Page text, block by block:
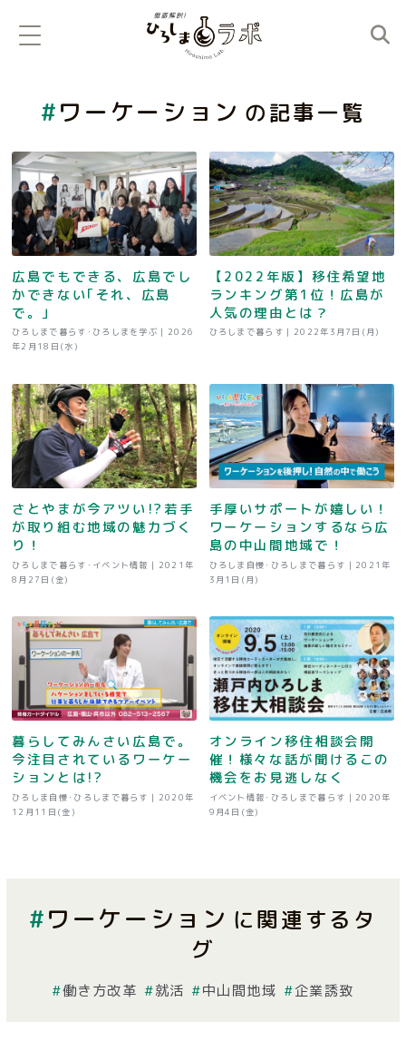
ワーケーション の記事一覧
広島でもできる、広島でし
かできない｢それ、広島
で。｣
ひろしまで暮らす･ひろしまを学ぶ | 2026
年2月18日(水)
【2022年版】移住希望地
ランキング第1位！広島が
人気の理由とは？
ひろしまで暮らす | 2022年3月7日(月)
さとやまが今アツい!?若手
が取り組む地域の魅力づく
り！
ひろしまで暮らす･イベント情報 | 2021年
8月27日(金)
手厚いサポートが嬉しい！
ワーケーションするなら広
島の中山間地域で！
ひろしま自慢･ひろしまで暮らす | 2021年
3月1日(月)
暮らしてみんさい広島で。
今注目されているワーケー
ションとは!?
ひろしま自慢･ひろしまで暮らす | 2020年
12月11日(金)
オンライン移住相談会開
催！様々な話が聞けるこの
機会をお見逃しなく
イベント情報･ひろしまで暮らす | 2020年
9月4日(金)
ワーケーション に関連するタ
グ
働き方改革 就活 中山間地域 企業誘致